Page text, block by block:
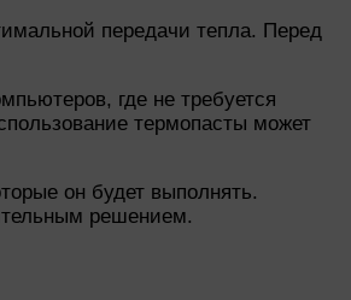
передачи тепла. Перед
где не требуется
термопасты может
он будет выполнять.
решением.